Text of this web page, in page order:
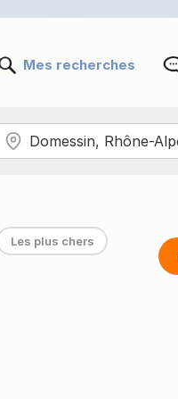
Mes recherches
Les plus chers